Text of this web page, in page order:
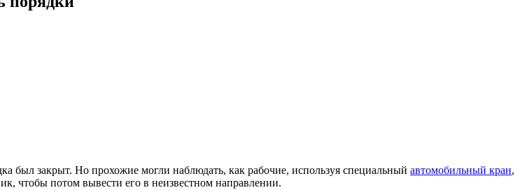
был закрыт. Но прохожие могли наблюдать, как рабочие, используя специальный автомобильный кран,
чтобы потом вывести его в неизвестном направлении.